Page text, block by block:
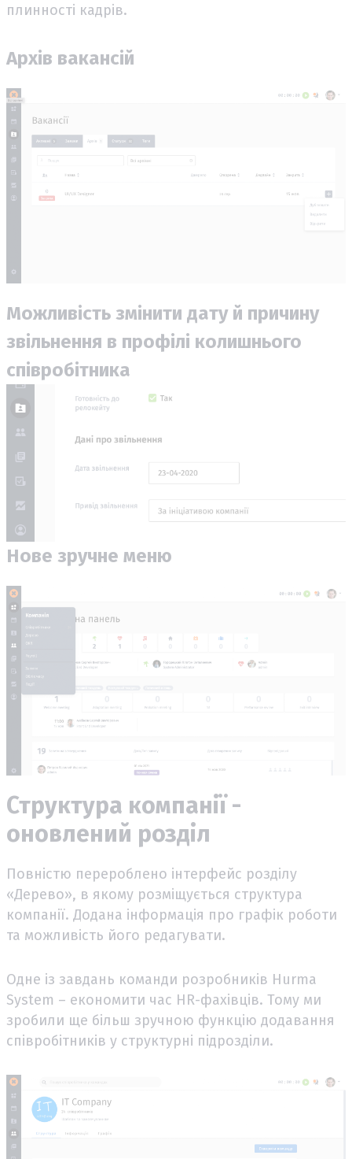
плинності кадрів.
Архів вакансій
Можливість змінити дату й причину
звільнення в профілі колишнього
співробітника
Нове зручне меню
Структура компанії -
оновлений розділ
Повністю перероблено інтерфейс розділу
«Дерево», в якому розміщується структура
компанії. Додана інформація про графік роботи
та можливість його редагувати.
Одне із завдань команди розробників Hurma
System – економити час HR-фахівців. Тому ми
зробили ще більш зручною функцію додавання
співробітників у структурні підрозділи.